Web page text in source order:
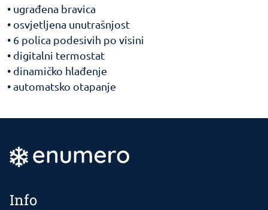
• ugrađena bravica
• osvjetljena unutrašnjost
• 6 polica podesivih po visini
• digitalni termostat
• dinamičko hlađenje
• automatsko otapanje
Info